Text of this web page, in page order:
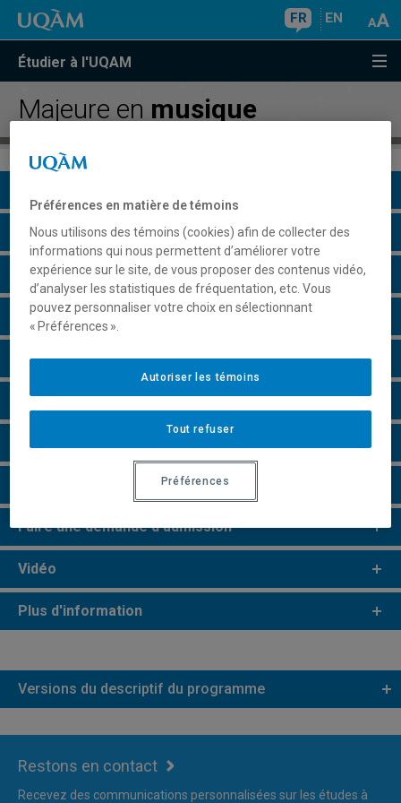
FR EN
Étudier à l'UQAM
Majeure en musique
Conditions d'admission
Cours à suivre et horaires
Grille de cheminement
Particularités
Perspectives professionnelles
Études de 2
Remarques et règlements
Faire une demande d'admission
Vidéo
Plus d'information
Versions du descriptif du programme
Restons en contact
Recevez des communications personnalisées sur les études à
Préférences en matière de témoins
Nous utilisons des témoins (cookies) afin de collecter des
informations qui nous permettent d’améliorer votre
expérience sur le site, de vous proposer des contenus vidéo,
d’analyser les statistiques de fréquentation, etc. Vous
pouvez personnaliser votre choix en sélectionnant
« Préférences ».
Tout refuser
Autoriser les témoins
Préférences